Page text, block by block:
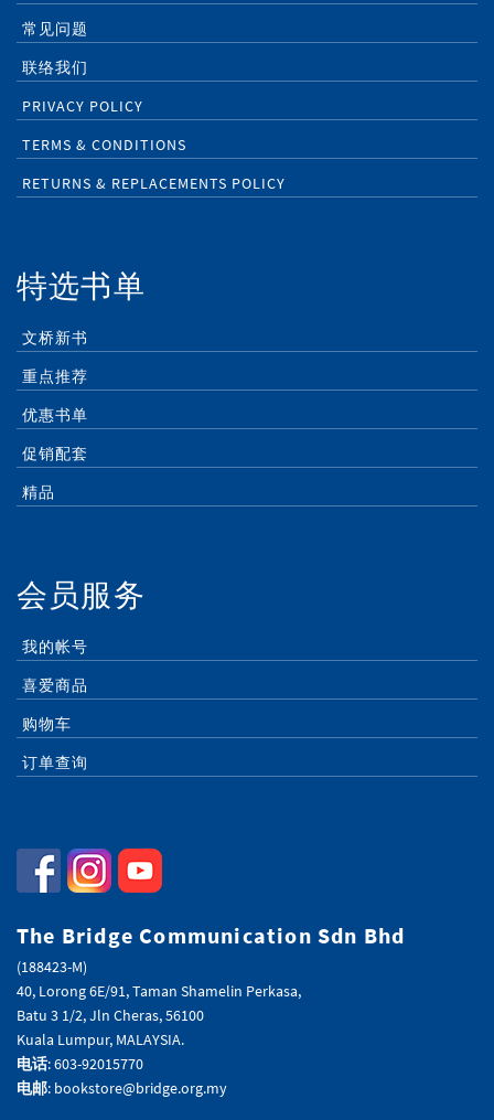
常见问题
联络我们
PRIVACY POLICY
TERMS & CONDITIONS
RETURNS & REPLACEMENTS POLICY
特选书单
文桥新书
重点推荐
优惠书单
促销配套
精品
会员服务
我的帐号
喜爱商品
购物车
订单查询
The Bridge Communication Sdn Bhd
(188423-M)
40, Lorong 6E/91, Taman Shamelin Perkasa,
Batu 3 1/2, Jln Cheras, 56100
Kuala Lumpur, MALAYSIA.
电话: 603-92015770
电邮: bookstore@bridge.org.my